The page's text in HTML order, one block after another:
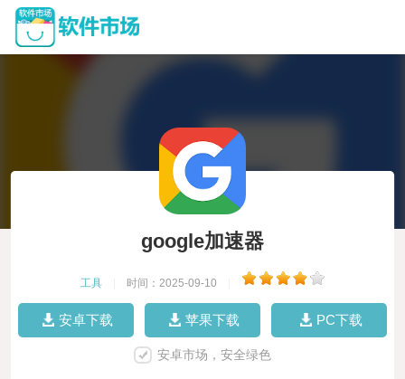
google加速器
工具 时间：2025-09-10
安卓下载 苹果下载 PC下载
安卓市场，安全绿色